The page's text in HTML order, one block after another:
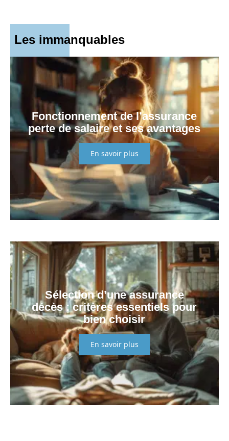
Les immanquables
Fonctionnement de l’assurance
perte de salaire et ses avantages
En savoir plus
Sélection d’une assurance
décès : critères essentiels pour
bien choisir
En savoir plus